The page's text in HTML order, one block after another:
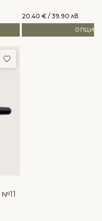
20.40€ / 39.90 лв.
ОПЦИИ
Добави в любими